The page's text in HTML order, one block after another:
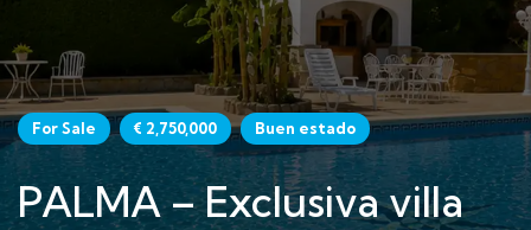
For Sale € 2,750,000 Buen estado
PALMA – Exclusiva villa